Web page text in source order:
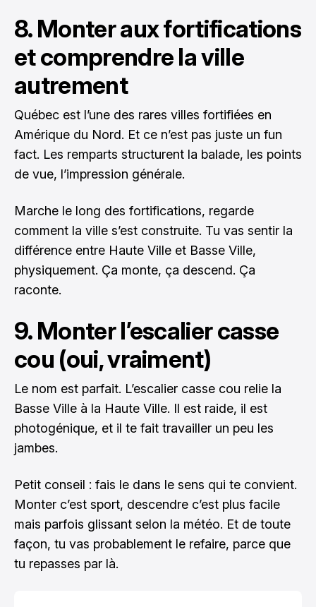
8. Monter aux fortifications
et comprendre la ville
autrement
Québec est l’une des rares villes fortifiées en
Amérique du Nord. Et ce n’est pas juste un fun
fact. Les remparts structurent la balade, les points
de vue, l’impression générale.
Marche le long des fortifications, regarde
comment la ville s’est construite. Tu vas sentir la
différence entre Haute Ville et Basse Ville,
physiquement. Ça monte, ça descend. Ça
raconte.
9. Monter l’escalier casse
cou (oui, vraiment)
Le nom est parfait. L’escalier casse cou relie la
Basse Ville à la Haute Ville. Il est raide, il est
photogénique, et il te fait travailler un peu les
jambes.
Petit conseil : fais le dans le sens qui te convient.
Monter c’est sport, descendre c’est plus facile
mais parfois glissant selon la météo. Et de toute
façon, tu vas probablement le refaire, parce que
tu repasses par là.